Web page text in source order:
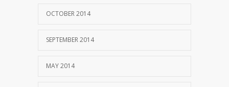
OCTOBER 2014
SEPTEMBER 2014
MAY 2014